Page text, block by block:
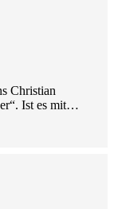
Christian
Ist es mit…